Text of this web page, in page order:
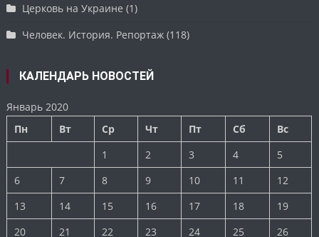
Церковь на Украине (1)
Человек. История. Репортаж (118)
КАЛЕНДАРЬ НОВОСТЕЙ
Январь 2020
Пн
Вт Ср Чт Пт Сб
Вс
1
2 3 4
5
6
7 8 9 10 11
12
13
14 15 16 17 18
19
20
21 22 23 24 25 26